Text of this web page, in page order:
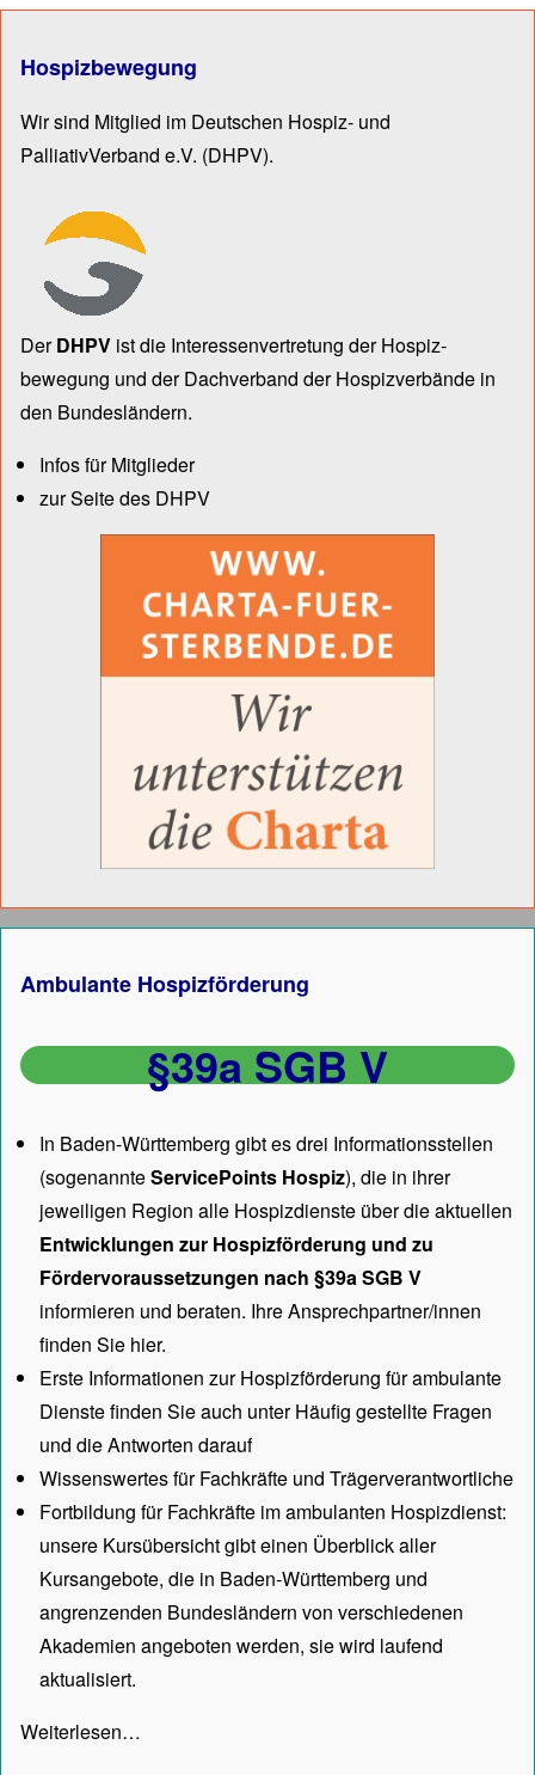
Hospizbewegung
Wir sind Mitglied im Deutschen Hospiz- und
PalliativVerband e.V. (DHPV).
DerDHPV ist die Inter­essen­ver­tre­tung der Hospiz­
bewegung und der Dach­verband der Hospiz­verbände in
den Bun­des­län­dern.
Infos für Mitglieder
zur Seite des DHPV
Ambulante Hospizförderung
§39a SGB V
In Baden-Württemberg gibt es drei Informationsstellen
(sogenannteServicePoints Hospiz), die in ihrer
jeweiligen Region alle Hospizdienste über die aktuellen
Entwicklungen zur Hospizförderung und zu
Fördervoraussetzungen nach §39a SGB V
informieren und beraten. Ihre Ansprechpartner/innen
finden Sie hier.
Erste Informationen zur Hospizförderung für ambulante
Dienste finden Sie auch unterHäufig gestellte Fragen
und die Antworten darauf
Wissenswertes für Fachkräfte und Trägerverantwortliche
Fortbildung für Fachkräfte im ambulanten Hospizdienst:
unsere Kursübersichtgibt einen Überblick aller
Kursangebote, die in Baden-Württemberg und
angrenzenden Bundesländern von verschiedenen
Akademien angeboten werden, sie wird laufend
aktualisiert.
Weiterlesen…